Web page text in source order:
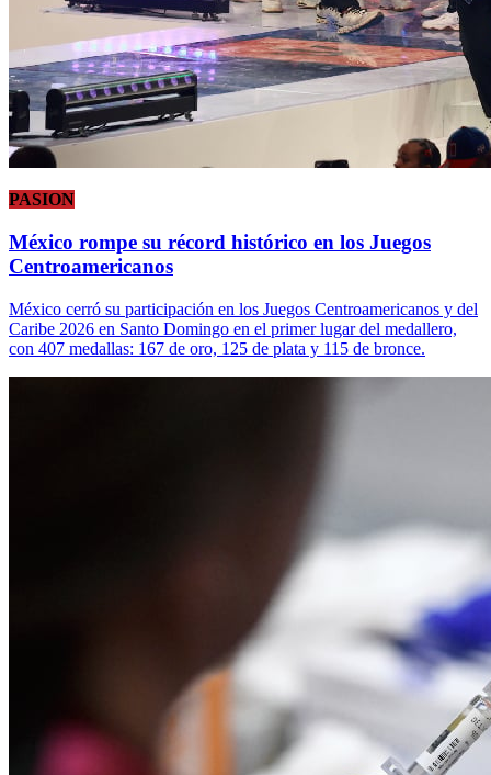
PASION
México rompe su récord histórico en los Juegos
Centroamericanos
México cerró su participación en los Juegos Centroamericanos y del
Caribe 2026 en Santo Domingo en el primer lugar del medallero,
con 407 medallas: 167 de oro, 125 de plata y 115 de bronce.